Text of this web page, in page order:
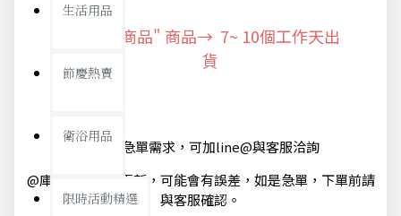
生活用品
節慶熱賣
衛浴用品
限時活動精選
"預購商品" 商品→ 7~ 10個工作天出
貨
@如有急單需求，可加line@與客服洽詢
@庫存狀態隨時更新，可能會有誤差，如是急單，下單前請
與客服確認。